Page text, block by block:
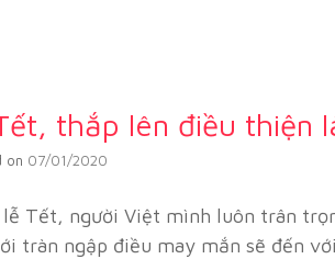
thắp lên điều thiện
on 07/01/2020
Tết, người Việt mình luôn trân
tràn ngập điều may mắn sẽ đến